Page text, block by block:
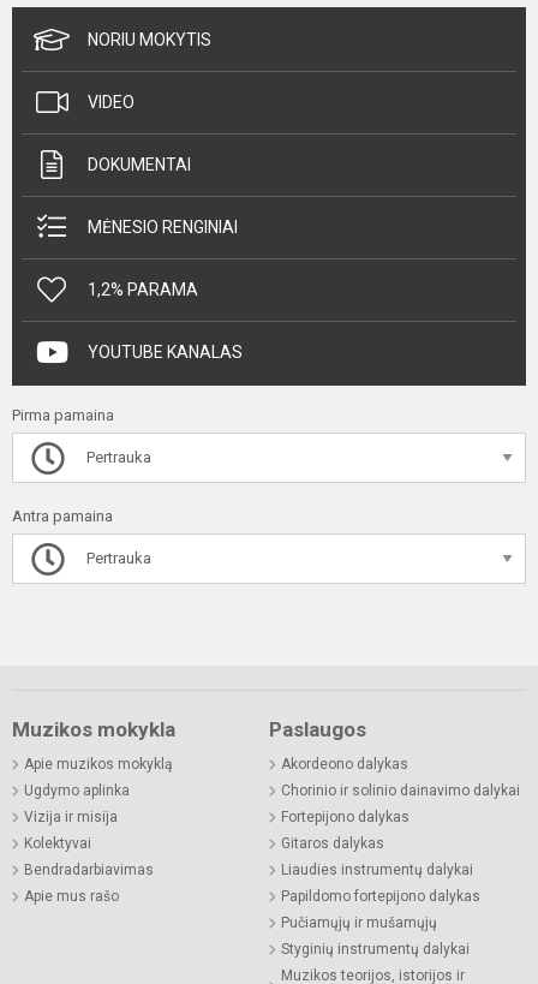
NORIU MOKYTIS
VIDEO
DOKUMENTAI
MĖNESIO RENGINIAI
1,2% PARAMA
YOUTUBE KANALAS
Pirma pamaina
Pertrauka
Antra pamaina
Pertrauka
Muzikos mokykla
Apie muzikos mokyklą
Ugdymo aplinka
Vizija ir misija
Kolektyvai
Bendradarbiavimas
Apie mus rašo
Paslaugos
Akordeono dalykas
Chorinio ir solinio dainavimo dalykai
Fortepijono dalykas
Gitaros dalykas
Liaudies instrumentų dalykai
Papildomo fortepijono dalykas
Pučiamųjų ir mušamųjų
Styginių instrumentų dalykai
Muzikos teorijos, istorijos ir